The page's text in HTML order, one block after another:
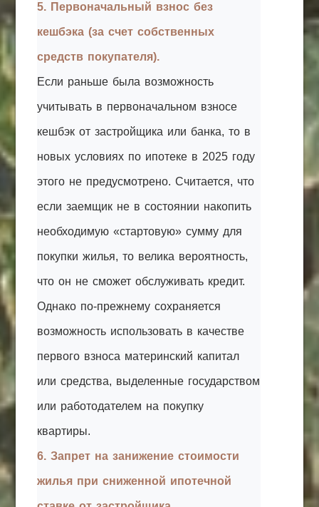
5. Первоначальный взнос без
кешбэка (за счет собственных
средств покупателя).
Если раньше была возможность
учитывать в первоначальном взносе
кешбэк от застройщика или банка, то в
новых условиях по ипотеке в 2025 году
этого не предусмотрено. Считается, что
если заемщик не в состоянии накопить
необходимую «стартовую» сумму для
покупки жилья, то велика вероятность,
что он не сможет обслуживать кредит.
Однако по-прежнему сохраняется
возможность использовать в качестве
первого взноса материнский капитал
или средства, выделенные государством
или работодателем на покупку
квартиры.
6. Запрет на занижение стоимости
жилья при сниженной ипотечной